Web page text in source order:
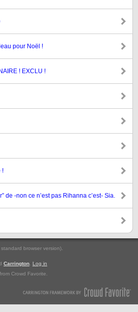
pour Noël !
! EXCLU !
!
de -non ce n’est pas Rihanna c’est- Sia.
standard browser version).
Carrington
Log in
Crowd Favorite.